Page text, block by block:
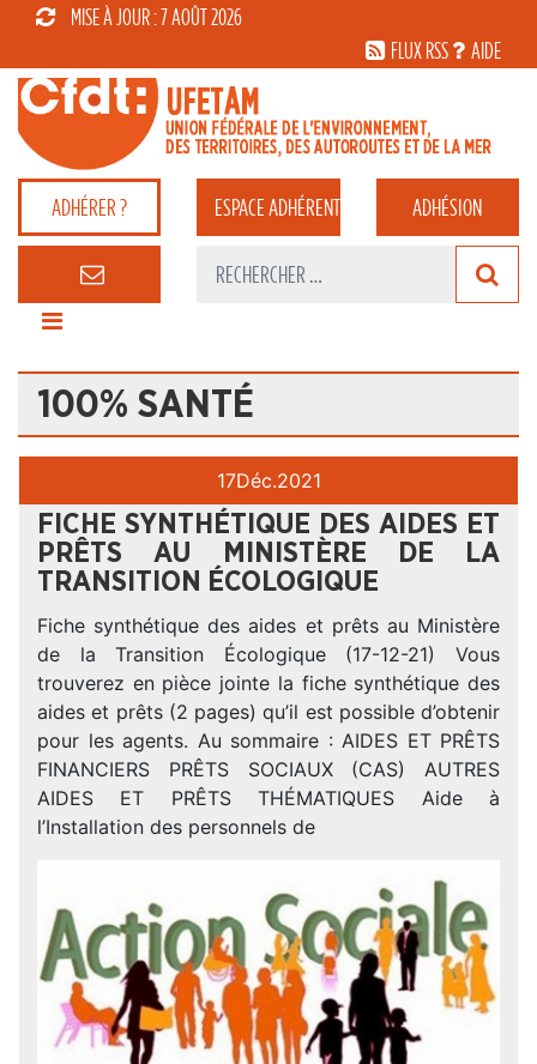
MISE À JOUR : 7 AOÛT 2026
FLUX RSS
AIDE
ADHÉRER ? ESPACEADHÉRENT ADHÉSION
100% SANTÉ
17Déc.2021
FICHE SYNTHÉTIQUE DES AIDES ET
PRÊTS AU MINISTÈRE DE LA
TRANSITION ÉCOLOGIQUE
Fiche synthétique des aides et prêts au Ministère
de la Transition Écologique (17-12-21) Vous
trouverez en pièce jointe la fiche synthétique des
aides et prêts (2 pages) qu’il est possible d’obtenir
pour les agents. Au sommaire : AIDES ET PRÊTS
FINANCIERS PRÊTS SOCIAUX (CAS) AUTRES
AIDES ET PRÊTS THÉMATIQUES Aide à
l’Installation des personnels de